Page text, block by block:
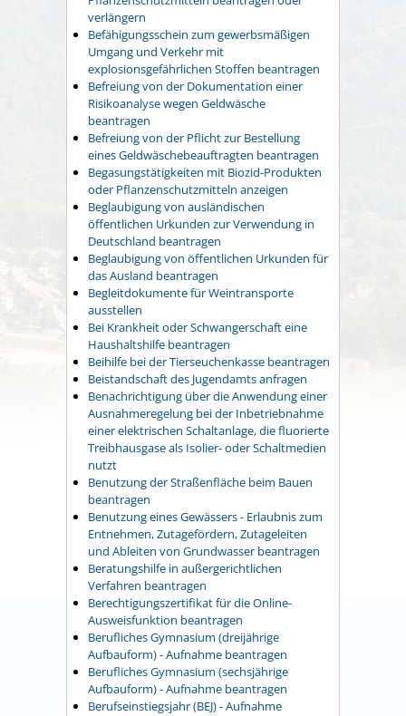
verlängern
Befähigungsschein zum gewerbsmäßigen
Umgang und Verkehr mit
explosionsgefährlichen Stoffen beantragen
Befreiung von der Dokumentation einer
Risikoanalyse wegen Geldwäsche
beantragen
Befreiung von der Pflicht zur Bestellung
eines Geldwäschebeauftragten beantragen
Begasungstätigkeiten mit Biozid-Produkten
oder Pflanzenschutzmitteln anzeigen
Beglaubigung von ausländischen
öffentlichen Urkunden zur Verwendung in
Deutschland beantragen
Beglaubigung von öffentlichen Urkunden für
das Ausland beantragen
Begleitdokumente für Weintransporte
ausstellen
Bei Krankheit oder Schwangerschaft eine
Haushaltshilfe beantragen
Beihilfe bei der Tierseuchenkasse beantragen
Beistandschaft des Jugendamts anfragen
Benachrichtigung über die Anwendung einer
Ausnahmeregelung bei der Inbetriebnahme
einer elektrischen Schaltanlage, die fluorierte
Treibhausgase als Isolier- oder Schaltmedien
nutzt
Benutzung der Straßenfläche beim Bauen
beantragen
Benutzung eines Gewässers - Erlaubnis zum
Entnehmen, Zutagefördern, Zutageleiten
und Ableiten von Grundwasser beantragen
Beratungshilfe in außergerichtlichen
Verfahren beantragen
Berechtigungszertifikat für die Online-
Ausweisfunktion beantragen
Berufliches Gymnasium (dreijährige
Aufbauform) - Aufnahme beantragen
Berufliches Gymnasium (sechsjährige
Aufbauform) - Aufnahme beantragen
Berufseinstiegsjahr (BEJ) - Aufnahme